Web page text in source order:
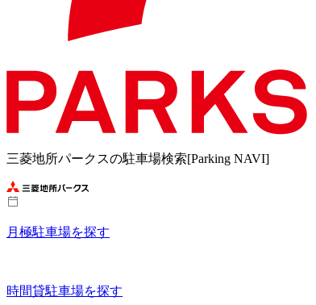
三菱地所パークスの駐車場検索[Parking NAVI]
月極駐車場を探す
時間貸駐車場を探す